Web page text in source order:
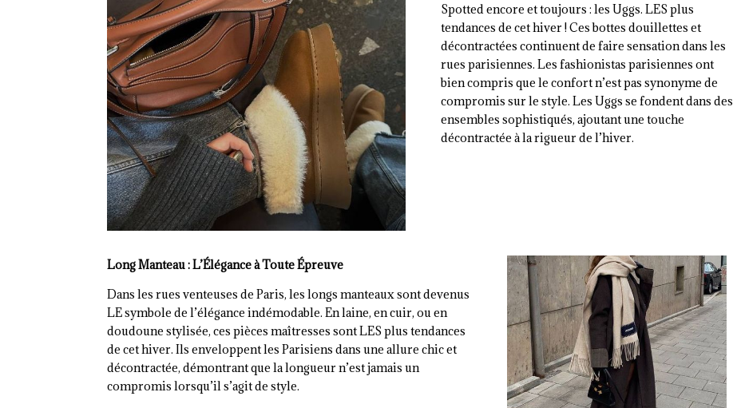
Spotted encore et toujours : les Uggs. LES plus
tendances de cet hiver ! Ces bottes douillettes et
décontractées continuent de faire sensation dans les
rues parisiennes. Les fashionistas parisiennes ont
bien compris que le confort n’est pas synonyme de
compromis sur le style. Les Uggs se fondent dans des
ensembles sophistiqués, ajoutant une touche
décontractée à la rigueur de l’hiver.
Long Manteau : L’Élégance à Toute Épreuve
Dans les rues venteuses de Paris, les longs manteaux sont devenus
LE symbole de l’élégance indémodable. En laine, en cuir, ou en
doudoune stylisée, ces pièces maîtresses sont LES plus tendances
de cet hiver. Ils enveloppent les Parisiens dans une allure chic et
décontractée, démontrant que la longueur n’est jamais un
compromis lorsqu’il s’agit de style.